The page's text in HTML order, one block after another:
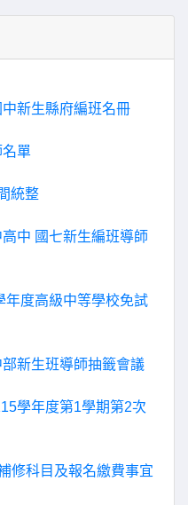
中新生縣府編班名冊
名單
統整
中 國七新生編班導師
年度高級中等學校免試
新生班導師抽籤會議
學年度第1學期第2次
修科目及報名繳費事宜